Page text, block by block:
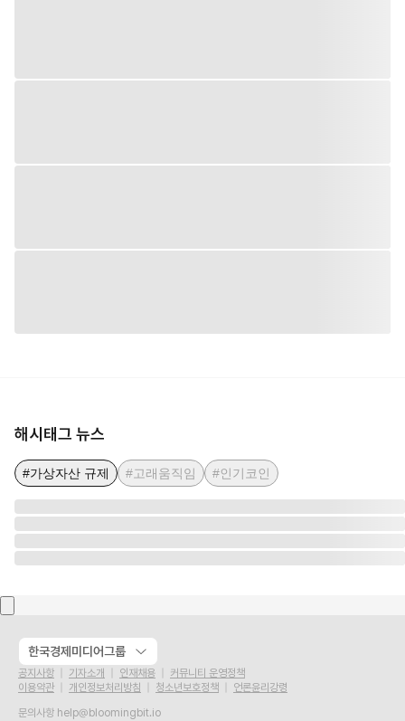
해시태그 뉴스
#가상자산 규제 #고래움직임 #인기코인
한국경제미디어그룹
공지사항 기자소개 인재채용
커뮤니티 운영정책
이용약관
개인정보처리방침 청소년보호정책
언론윤리강령
문의사항 help@bloomingbit.io